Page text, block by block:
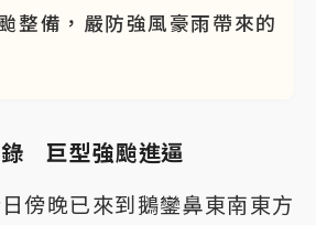
整備，嚴防強風豪雨帶來的
錄 巨型強颱進逼
傍晚已來到鵝鑾鼻東南東方